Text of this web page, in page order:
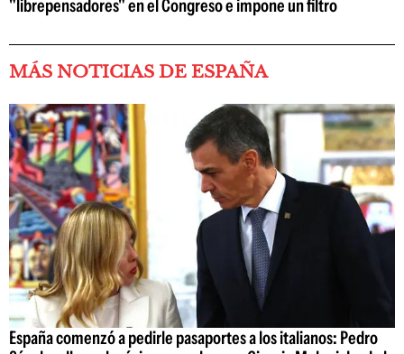
"librepensadores" en el Congreso e impone un filtro
MÁS NOTICIAS DE ESPAÑA
España comenzó a pedirle pasaportes a los italianos: Pedro